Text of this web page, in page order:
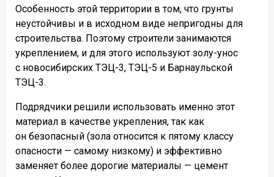
Особенность этой территории в том, что грунты
неустойчивы и в исходном виде непригодны для
строительства. Поэтому строители занимаются
укреплением, и для этого используют золу-унос
с новосибирских ТЭЦ-3, ТЭЦ-5 и Барнаульской
ТЭЦ-3.
Подрядчики решили использовать именно этот
материал в качестве укрепления, так как
он безопасный (зола относится к пятому классу
опасности — самому низкому) и эффективно
заменяет более дорогие материалы — цемент